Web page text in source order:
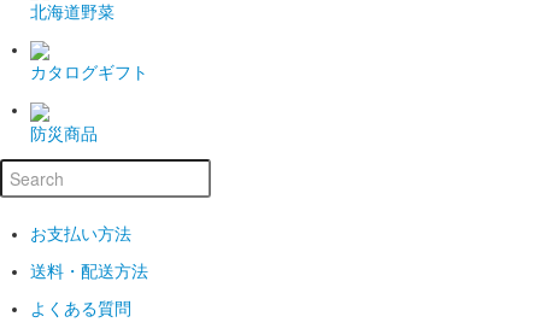
北海道野菜
カタログギフト
防災商品
お支払い方法
送料・配送方法
よくある質問